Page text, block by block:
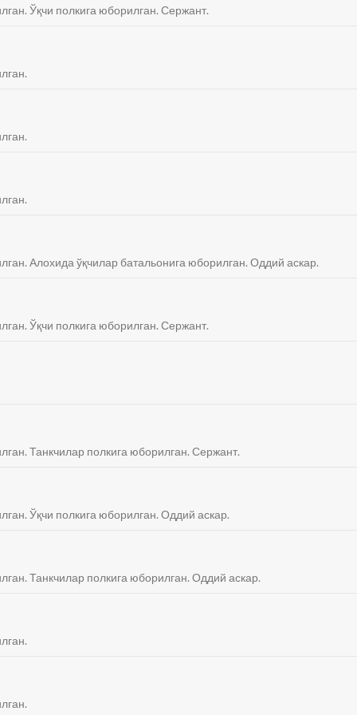
Ўқчи полкига юборилган. Сержант.
Алохида ўқчилар батальонига юборилган. Оддий аскар.
Ўқчи полкига юборилган. Сержант.
Танкчилар полкига юборилган. Сержант.
Ўқчи полкига юборилган. Оддий аскар.
Танкчилар полкига юборилган. Оддий аскар.